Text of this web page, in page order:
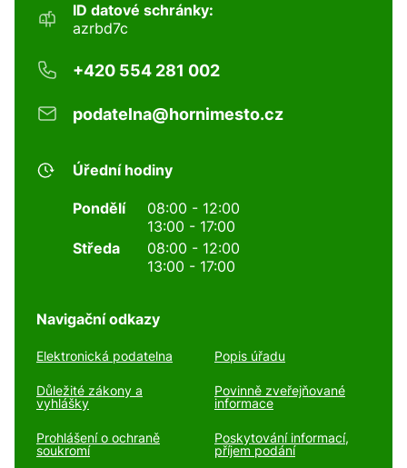
ID datové schránky:
azrbd7c
+420 554 281 002
podatelna@hornimesto.cz
Úřední hodiny
Pondělí
08:00 - 12:00
13:00 - 17:00
Středa
08:00 - 12:00
13:00 - 17:00
Navigační odkazy
Elektronická podatelna Popis úřadu
Důležité zákony a
vyhlášky
Povinně zveřejňované
informace
Prohlášení o ochraně
soukromí
Poskytování informací,
příjem podání